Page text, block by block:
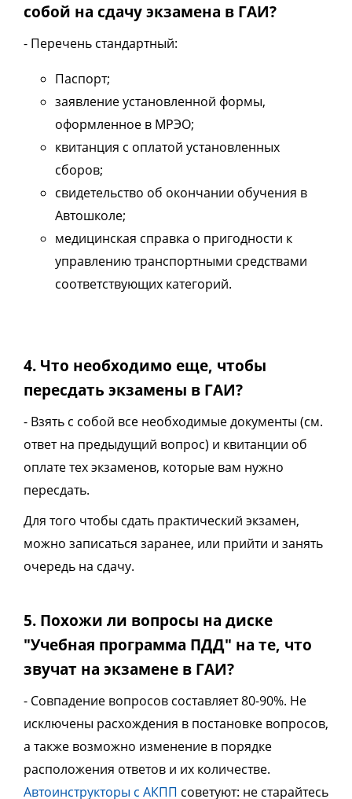
собой на сдачу экзамена в ГАИ?
- Перечень стандартный:
Паспорт;
заявление установленной формы,
оформленное в МРЭО;
квитанция с оплатой установленных
сборов;
свидетельство об окончании обучения в
Автошколе;
медицинская справка о пригодности к
управлению транспортными средствами
соответствующих категорий.
4. Что необходимо еще, чтобы
пересдать экзамены в ГАИ?
- Взять с собой все необходимые документы (см.
ответ на предыдущий вопрос) и квитанции об
оплате тех экзаменов, которые вам нужно
пересдать.
Для того чтобы сдать практический экзамен,
можно записаться заранее, или прийти и занять
очередь на сдачу.
5. Похожи ли вопросы на диске
"Учебная программа ПДД" на те, что
звучат на экзамене в ГАИ?
- Совпадение вопросов составляет 80-90%. Не
исключены расхождения в постановке вопросов,
а также возможно изменение в порядке
расположения ответов и их количестве.
Автоинструкторы с АКПП советуют: не старайтесь